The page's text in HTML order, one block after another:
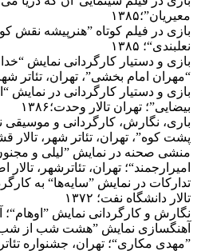
معیریان”؛۱۳۸۵
بازی در فیلم کوتاه ”هنرپیشه نقش
نعلبندی“؛ ۱۳۸۵
بازی و دستیار کارگردانی نمایش
“مهران امام بخشی”، تهران، تئاتر شهر،
بازی و دستیار کارگردانی در نمایش
بیضایی”؛ تهران تالار وحدت؛۱۳۸۶
باری، نگارش، کارگردانی و موسیقی
پشت کوه”، تهران، تئاتر شهر، تالار
منشی صحنه در نمایش ”لیلی و
امیرارجمند“؛ تهران، تئاترشهر، تالار
تدارکات در نمایش ”سایه‌ها“ به
تالار دانشگاه نفت؛ ۱۳۷۲
نگارش و کارگردانی نمایش ”اوهام“؛
آهنگسازی نمایش ”هشت شب از
”مهدی مکاری“؛ تهران، جشنواره تئاتر